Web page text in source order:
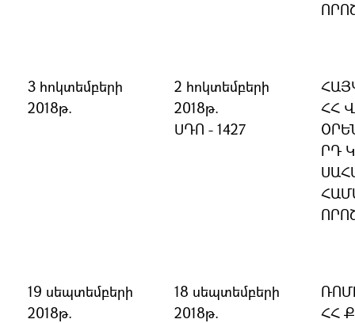
3 հոկտեմբերի
2018թ.
2 հոկտեմբերի
2018թ.
ՍԴՈ - 1427
ՀՀ
ՐԴ
19 սեպտեմբերի
2018թ.
18 սեպտեմբերի
2018թ.
ՀՀ